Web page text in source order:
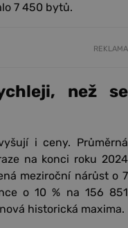
7 450 bytů.
REKLAMA
než se
i ceny. Průměrná
na konci roku 2024
meziroční nárůst o 7
o 10 % na 156 851
historická maxima.